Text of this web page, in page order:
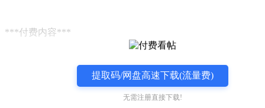
***付费内容***
提取码/网盘高速下载(流量费)
无需注册直接下载!